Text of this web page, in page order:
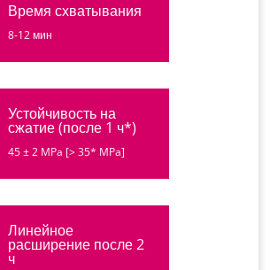
Время схватывания
8-12 мин
Устойчивость на
сжатие (после 1 ч*)
45 ± 2 MPa [> 35* MPa]
Линейное
расширение после 2
ч